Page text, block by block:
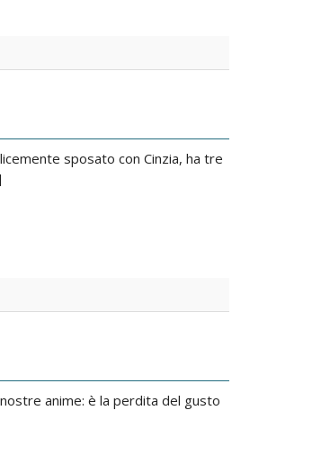
sposato con Cinzia, ha tre
anime: è la perdita del gusto